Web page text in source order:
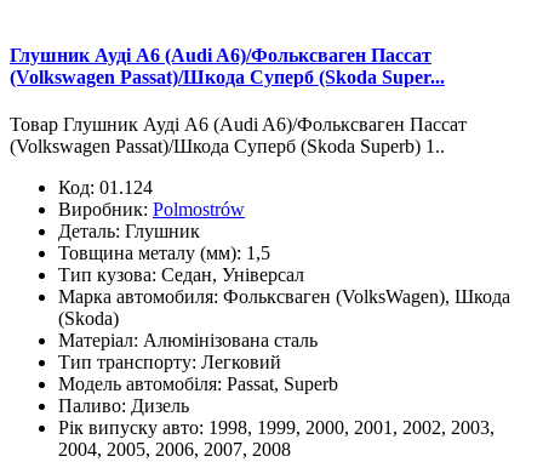
Глушник Ауді А6 (Audi A6)/Фольксваген Пассат
(Volkswagen Passat)/Шкода Суперб (Skoda Super...
Товар Глушник Ауді А6 (Audi A6)/Фольксваген Пассат
(Volkswagen Passat)/Шкода Суперб (Skoda Superb) 1..
Код: 01.124
Виробник: Polmostrów
Деталь: Глушник
Товщина металу (мм): 1,5
Тип кузова: Седан, Універсал
Марка автомобиля: Фольксваген (VolksWagen), Шкода
(Skoda)
Матеріал: Алюмінізована сталь
Тип транспорту: Легковий
Модель автомобіля: Passat, Superb
Паливо: Дизель
Рік випуску авто: 1998, 1999, 2000, 2001, 2002, 2003,
2004, 2005, 2006, 2007, 2008